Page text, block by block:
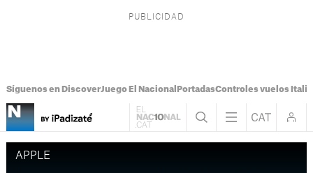
Síguenos en DiscoverJuego El Nacional PortadasControles vuelos Italia
APPLE